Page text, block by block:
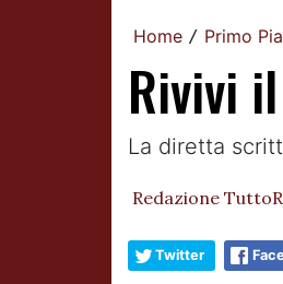
Home / Primo
Rivivi
La diretta
Redazione
Twitter